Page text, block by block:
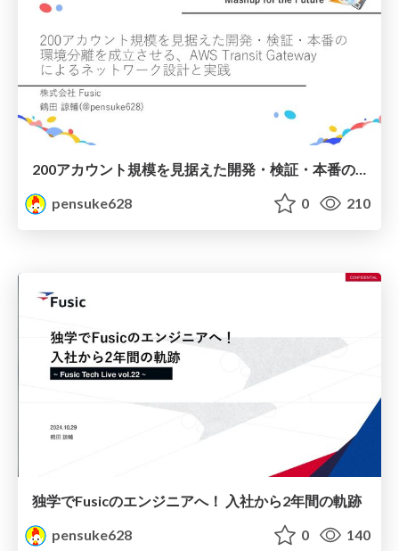
pensuke628
0 210
独学でFusicのエンジニアへ！​ 入社から2年間の軌跡
pensuke628
0 140